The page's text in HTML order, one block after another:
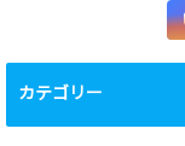
カテゴリー